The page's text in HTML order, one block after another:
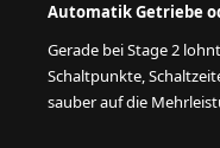
Automatik Getriebe
Gerade bei Stage 2
Schaltpunkte,
sauber auf die